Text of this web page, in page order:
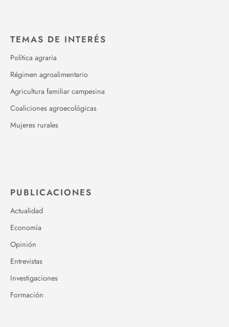
TEMAS DE INTERÉS
Política agraria
Régimen agroalimentario
Agricultura familiar campesina
Coaliciones agroecológicas
Mujeres rurales
PUBLICACIONES
Actualidad
Economía
Opinión
Entrevistas
Investigaciones
Formación